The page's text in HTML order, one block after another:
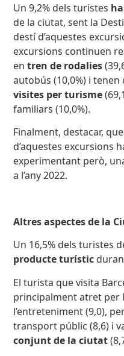
Un 9,2% dels turistes
de la ciutat, sent la
destí d’aquestes
excursions continuen
entren de rodalies
autobús (10,0%) i
visites per turisme
familiars (10,0%).
Finalment, destacar,
d’aquestes excursions
experimentant però,
a l’any 2022.
Altres aspectes de la
Un 16,5% dels turistes
producte turístic
El turista que visita
principalment atret per
l’entreteniment (9,0),
transport públic (8,6) i
conjunt de la ciutat